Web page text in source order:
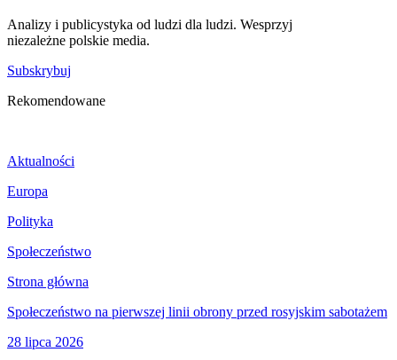
Analizy i publicystyka od ludzi dla ludzi. Wesprzyj
niezależne polskie media.
Subskrybuj
Rekomendowane
Aktualności
Europa
Polityka
Społeczeństwo
Strona główna
Społeczeństwo na pierwszej linii obrony przed rosyjskim sabotażem
28 lipca 2026